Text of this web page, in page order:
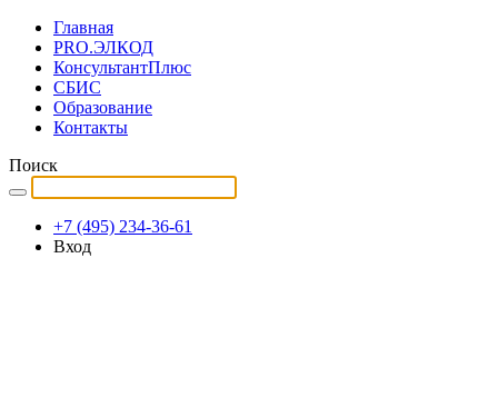
Главная
PRO.ЭЛКОД
КонсультантПлюс
СБИС
Образование
Контакты
Поиск
+7 (495) 234-36-61
Вход